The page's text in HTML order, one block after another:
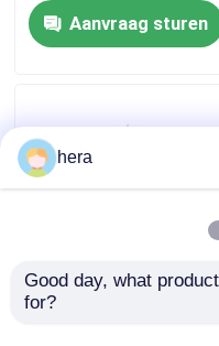
Nieuws
Gevallen
Aanvraag sturen
Carbon Raiser
hera
Good day, what
for?